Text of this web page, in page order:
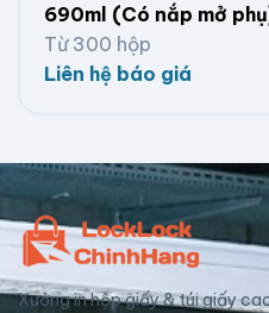
690ml (Có nắp mở
Từ 300 hộp
Liên hệ báo giá
Xưởng in hộp giấy & túi giấy